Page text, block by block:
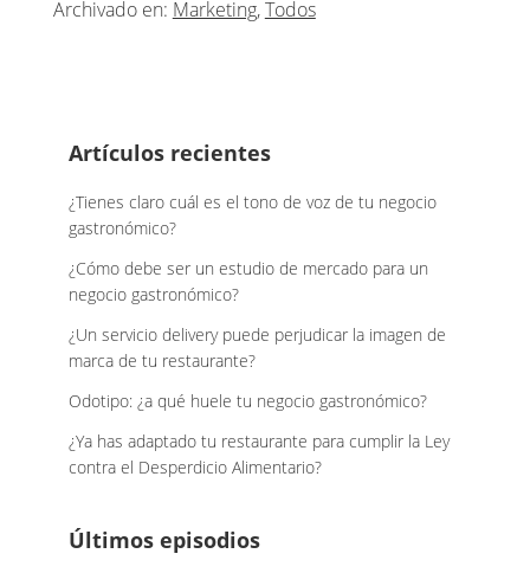
Archivado en: Marketing,Todos
Footer
Artículos recientes
¿Tienes claro cuál es el tono de voz de tu negocio
gastronómico?
¿Cómo debe ser un estudio de mercado para un
negocio gastronómico?
¿Un servicio delivery puede perjudicar la imagen de
marca de tu restaurante?
Odotipo: ¿a qué huele tu negocio gastronómico?
¿Ya has adaptado tu restaurante para cumplir la Ley
contra el Desperdicio Alimentario?
Últimos episodios